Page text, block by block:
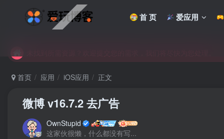
首 页 爱应用
未找到所需资源？欢迎提交您的需求，我们将尽快为您处理。
首页 应用 iOS应用 正文
微博 v16.7.2 去广告
OwnStupid
这家伙很懒，什么都没有写...